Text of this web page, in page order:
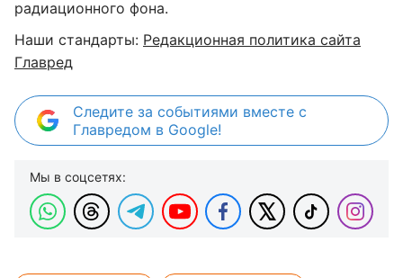
радиационного фона.
Наши стандарты: Редакционная политика сайта
Главред
Следите за событиями вместе с
Главредом в Google!
Мы в соцсетях: